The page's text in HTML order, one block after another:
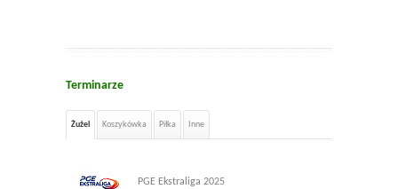
Terminarze
Żużel Koszykówka Piłka Inne
PGE Ekstraliga 2025